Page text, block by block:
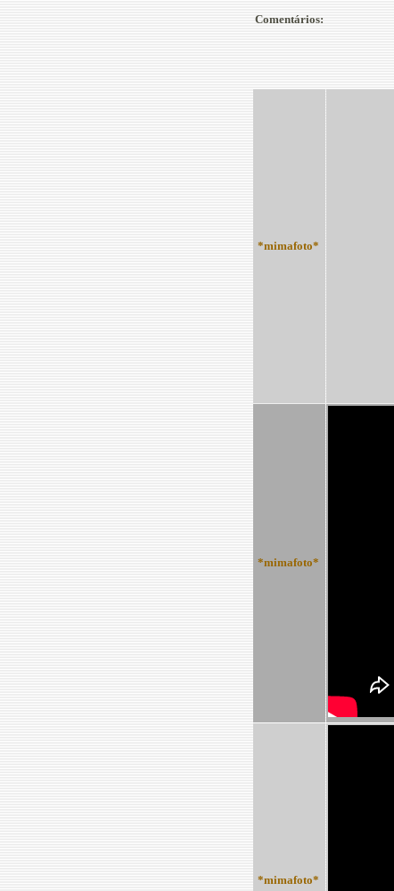
Comentários:
*mimafoto*
*mimafoto*
*mimafoto*